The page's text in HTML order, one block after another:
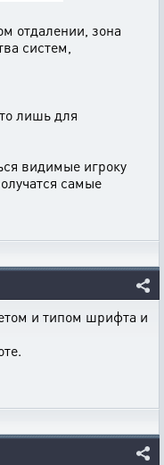
отдалении, зона
систем,
лишь для
видимые игроку
самые
и типом шрифта и